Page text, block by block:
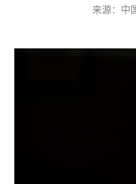
来源：中